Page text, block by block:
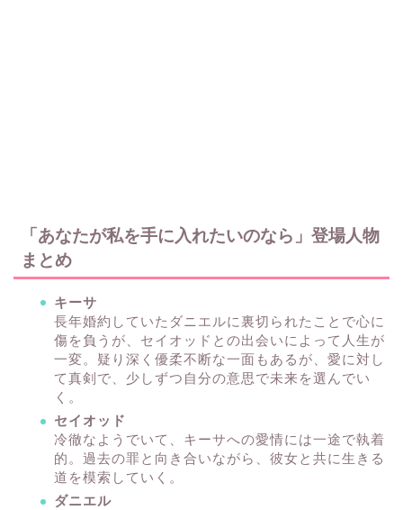
「あなたが私を手に入れたいのなら」登場人物
まとめ
キーサ
長年婚約していたダニエルに裏切られたことで心に
傷を負うが、セイオッドとの出会いによって人生が
一変。疑り深く優柔不断な一面もあるが、愛に対し
て真剣で、少しずつ自分の意思で未来を選んでい
く。
セイオッド
冷徹なようでいて、キーサへの愛情には一途で執着
的。過去の罪と向き合いながら、彼女と共に生きる
道を模索していく。
ダニエル